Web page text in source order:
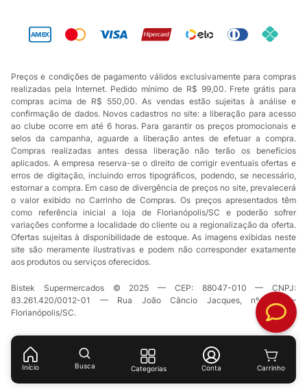
Início Busca Categorias Conta
Preços e condições de pagamento válidos exclusivamente para compras
realizadas pela Internet. Pedido mínimo de R$ 99,00. Frete grátis para
compras acima de R$ 550,00. As vendas estão sujeitas à análise e
confirmação de dados. Novos cadastros no site: a liberação para acesso
ao clube ocorre em até 6 horas. Para garantir os preços promocionais e
selos da campanha, aguarde a liberação antes de efetuar a compra.
Compras realizadas antes dessa liberação não terão os benefícios
aplicados. A empresa reserva-se o direito de corrigir eventuais ofertas e
erros de digitação, incluindo erros tipográficos, podendo, se necessário,
estornar a compra. Em caso de divergência de preços no site, prevalecerá
o valor exibido no Carrinho de Compras. Os preços apresentados têm
como referência inicial a loja de Florianópolis/SC e poderão sofrer
variações conforme a localidade do cliente ou a regionalização da oferta.
Ofertas sujeitas à disponibilidade de estoque. As imagens exibidas neste
site são meramente ilustrativas e podem não corresponder exatamente
aos produtos ou serviços oferecidos.
Bistek Supermercados © 2025 — CEP: 88047-010 — CNPJ:
83.261.420/0012-01 — Rua João Câncio Jacques, nº 49 —
Florianópolis/SC.